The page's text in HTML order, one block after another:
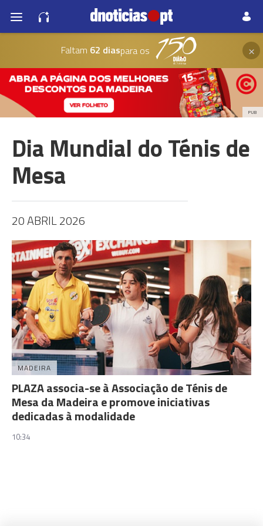
Faltam 62 diaspara os ×
PUB
Dia Mundial do Ténis de
Mesa
20 ABRIL 2026
MADEIRA
PLAZA associa-se à Associação de Ténis de
Mesa da Madeira e promove iniciativas
dedicadas à modalidade
10:34